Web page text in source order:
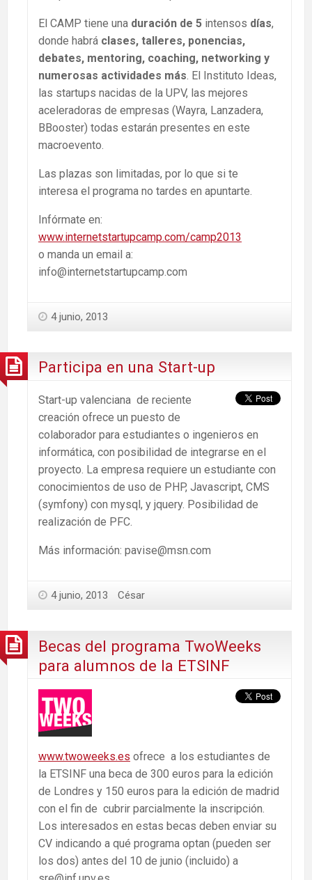
El CAMP tiene una duración de 5 intensos días,
donde habrá clases, talleres, ponencias,
debates, mentoring, coaching, networking y
numerosas actividades más. El Instituto Ideas,
las startups nacidas de la UPV, las mejores
aceleradoras de empresas (Wayra, Lanzadera,
BBooster) todas estarán presentes en este
macroevento.
Las plazas son limitadas, por lo que si te
interesa el programa no tardes en apuntarte.
Infórmate en:
www.internetstartupcamp.com/camp2013
o manda un email a:
info@internetstartupcamp.com
4 junio, 2013
Participa en una Start-up
Start-up valenciana de reciente
creación ofrece un puesto de
colaborador para estudiantes o ingenieros en
informática, con posibilidad de integrarse en el
proyecto. La empresa requiere un estudiante con
conocimientos de uso de PHP, Javascript, CMS
(symfony) con mysql, y jquery. Posibilidad de
realización de PFC.
Más información: pavise@msn.com
4 junio, 2013 César
Becas del programa TwoWeeks
para alumnos de la ETSINF
www.twoweeks.es ofrece a los estudiantes de
la ETSINF una beca de 300 euros para la edición
de Londres y 150 euros para la edición de madrid
con el fin de cubrir parcialmente la inscripción.
Los interesados en estas becas deben enviar su
CV indicando a qué programa optan (pueden ser
los dos) antes del 10 de junio (incluido) a